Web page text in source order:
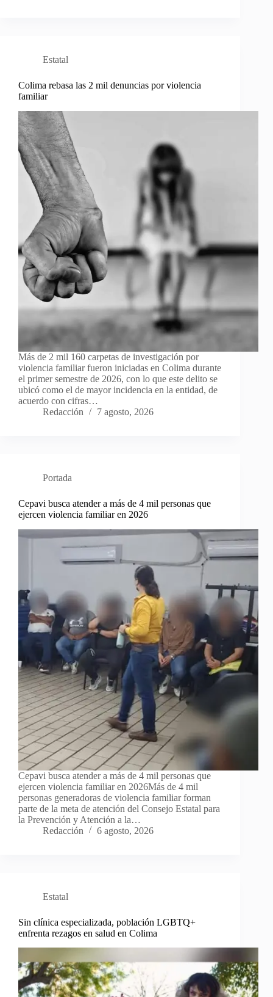
Estatal
Colima rebasa las 2 mil denuncias por violencia
familiar
Más de 2 mil 160 carpetas de investigación por
violencia familiar fueron iniciadas en Colima durante
el primer semestre de 2026, con lo que este delito se
ubicó como el de mayor incidencia en la entidad, de
acuerdo con cifras…
Redacción
7 agosto, 2026
Portada
Cepavi busca atender a más de 4 mil personas que
ejercen violencia familiar en 2026
Cepavi busca atender a más de 4 mil personas que
ejercen violencia familiar en 2026Más de 4 mil
personas generadoras de violencia familiar forman
parte de la meta de atención del Consejo Estatal para
la Prevención y Atención a la…
Redacción
6 agosto, 2026
Estatal
Sin clínica especializada, población LGBTQ+
enfrenta rezagos en salud en Colima